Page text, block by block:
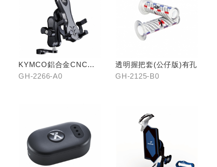
KYMCO鋁合金CNC減
震手機架
GH-2266-A0
透明握把套(公仔版)有孔
GH-2125-B0